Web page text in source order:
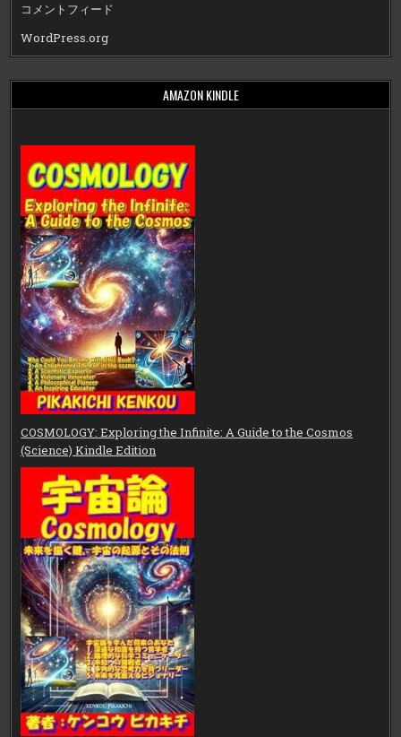
コメントフィード
WordPress.org
AMAZON KINDLE
COSMOLOGY: Exploring the Infinite: A Guide to the Cosmos
(Science) Kindle Edition